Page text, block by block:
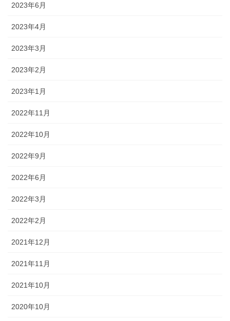
2023年6月
2023年4月
2023年3月
2023年2月
2023年1月
2022年11月
2022年10月
2022年9月
2022年6月
2022年3月
2022年2月
2021年12月
2021年11月
2021年10月
2020年10月